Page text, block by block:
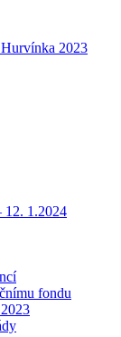
2023
1.2024
fondu